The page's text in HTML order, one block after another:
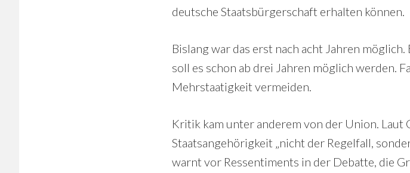
deutsche Staatsbürgerschaft erhalten können.
Bislang war das erst nach acht Jahren
soll es schon ab drei Jahren möglich werden.
Mehrstaatigkeit vermeiden.
Kritik kam unter anderem von der Union.
Staatsangehörigkeit „nicht der Regelfall,
warnt vor Ressentiments in der Debatte, die